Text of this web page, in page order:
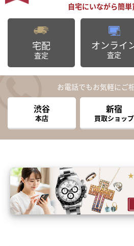
宅配
査定
オンライ
査定
お電話でもお気軽にご
渋谷
本店
新宿
買取ショップ